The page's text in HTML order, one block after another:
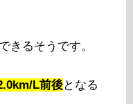
きるそうです。
L前後となる